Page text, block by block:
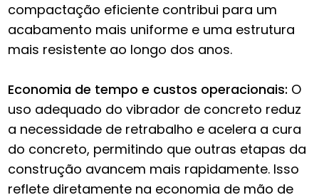
compactação eficiente contribui para um
acabamento mais uniforme e uma estrutura
mais resistente ao longo dos anos.
Economia de tempo e custos operacionais: O
uso adequado do vibrador de concreto reduz
a necessidade de retrabalho e acelera a cura
do concreto, permitindo que outras etapas da
construção avancem mais rapidamente. Isso
reflete diretamente na economia de mão de